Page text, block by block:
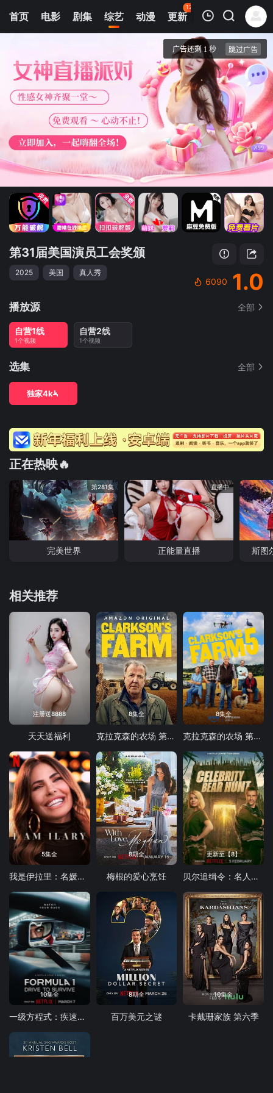
首页 电影 剧集 综艺 动漫 更新
123
热榜 APP
独家4k
第31届美国演员工会奖颁奖典礼
第31届美国演员工会奖颁
2025 美国 真人秀
6090 1.0
播放源 全部
自营1线
1个视频
自营2线
1个视频
选集 全部
独家4k
正在热映🔥
第281集
完美世界
直播中
正能量直播 斯图
相关推荐
注册送8888
天天送福利
8集全
克拉克森的农场 第四季
8集全
克拉克森的农场 第五季
5集全
我是伊拉里：名媛新生活
8期全
梅根的爱心烹饪
更新至【8】
贝尔追缉令：名人丛林大逃亡
10集全
一级方程式：疾速争胜 第七季
8期全
百万美元之谜
10集全
卡戴珊家族 第六季